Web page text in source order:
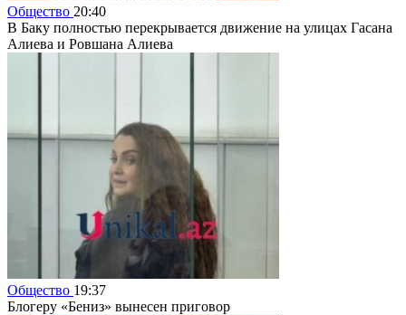
Общество 20:40
В Баку полностью перекрывается движение на улицах Гасана
Алиева и Ровшана Алиева
Общество 19:37
Блогеру «Бениз» вынесен приговор